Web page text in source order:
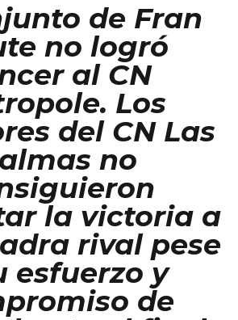
de Fran
no logró
al CN
Los
del CN Las
no
la victoria a
rival pese
esfuerzo y
de